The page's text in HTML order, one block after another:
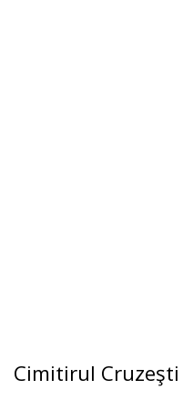
Cimitirul Cruzeşti